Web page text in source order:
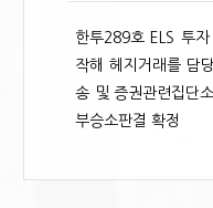
한투289호 ELS 투
작해 헤지거래를 담
송 및 증권관련집단
부승소판결 확정